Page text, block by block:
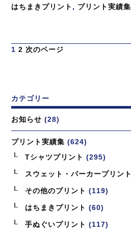
稿
カ
リ
ー
はちまきプリント , プリント実績集
投
ー
ジ
送
り
ペ
1 ペ
2 次のページ
カテゴリー
お知らせ (28)
プリント実績集 (624)
Tシャツプリント (295)
スウェット・パーカープリント
その他のプリント (119)
はちまきプリント (60)
手ぬぐいプリント (117)